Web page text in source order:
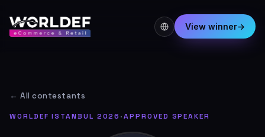
View winner→
← All contestants
WORLDEF ISTANBUL 2026 ·APPROVED SPEAKER